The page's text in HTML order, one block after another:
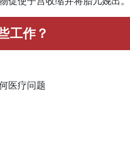
工作？
医疗问题